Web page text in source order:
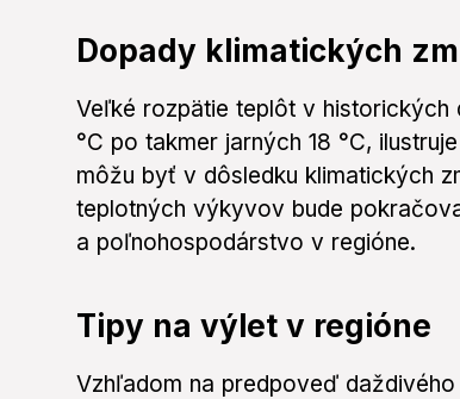
Dopady klimatických
Veľké rozpätie teplôt v
°C po takmer jarných 18 °C,
môžu byť v dôsledku klimatických
teplotných výkyvov bude
a poľnohospodárstvo v regióne.
Tipy na výlet v regióne
Vzhľadom na predpoveď